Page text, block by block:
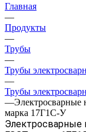
Главная
—
Продукты
—
Трубы
—
Трубы
—
Трубы
—Электросварные
марка 17Г1С-У
Электросварные